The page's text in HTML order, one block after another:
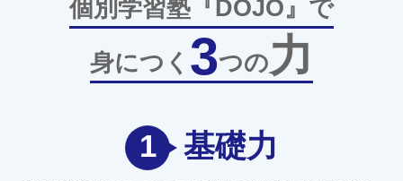
個別学習塾『DOJO』で
身につく 3つの力
1 基礎力